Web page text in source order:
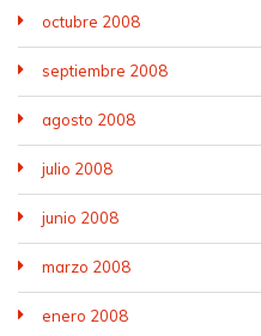
octubre 2008
septiembre 2008
agosto 2008
julio 2008
junio 2008
marzo 2008
enero 2008